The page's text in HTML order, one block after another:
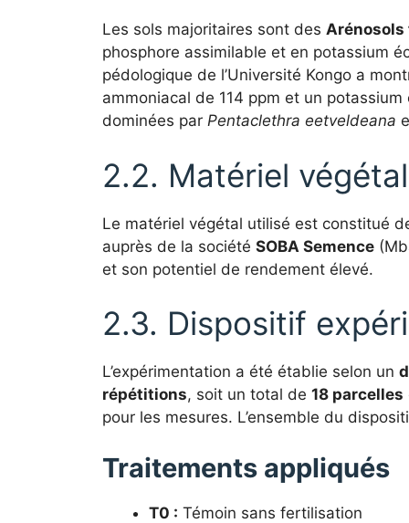
Les sols majoritaires sont des
phosphore assimilable et en potassium
pédologique de l’Université Kongo a
ammoniacal de 114 ppm et un
dominées par Pentaclethra eetveldeana
2.2. Matériel végétal
Le matériel végétal utilisé est constitué
auprès de la société SOBA Semence
et son potentiel de rendement élevé.
2.3. Dispositif
L’expérimentation a été établie selon un
répétitions, soit un total de 18 parcelles
pour les mesures. L’ensemble du
Traitements appliqués
T0 : Témoin sans fertilisation